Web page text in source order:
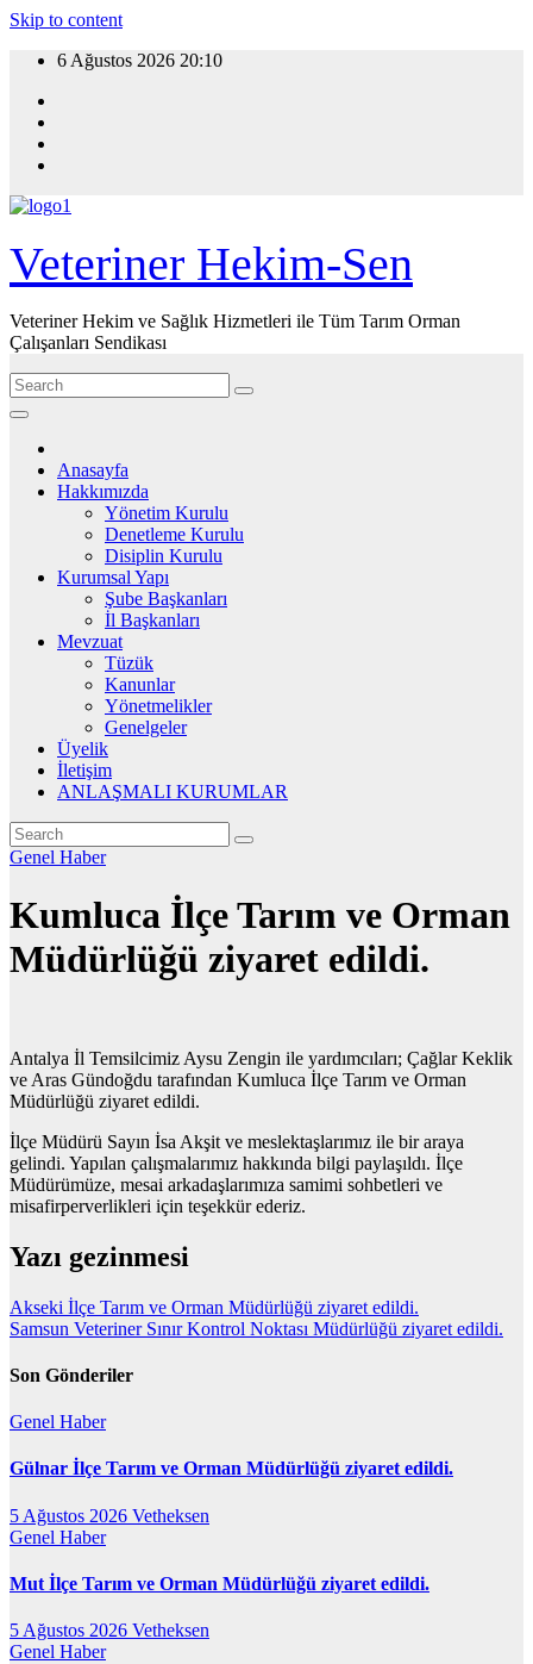
Skip to content
6 Ağustos 2026 20:10
Veteriner Hekim-Sen
Veteriner Hekim ve Sağlık Hizmetleri ile Tüm Tarım Orman
Çalışanları Sendikası
Anasayfa
Hakkımızda
Yönetim Kurulu
Denetleme Kurulu
Disiplin Kurulu
Kurumsal Yapı
Şube Başkanları
İl Başkanları
Mevzuat
Tüzük
Kanunlar
Yönetmelikler
Genelgeler
Üyelik
İletişim
ANLAŞMALI KURUMLAR
Genel Haber
Kumluca İlçe Tarım ve Orman
Müdürlüğü ziyaret edildi.
Antalya İl Temsilcimiz Aysu Zengin ile yardımcıları; Çağlar Keklik
ve Aras Gündoğdu tarafından Kumluca İlçe Tarım ve Orman
Müdürlüğü ziyaret edildi.
İlçe Müdürü Sayın İsa Akşit ve meslektaşlarımız ile bir araya
gelindi. Yapılan çalışmalarımız hakkında bilgi paylaşıldı. İlçe
Müdürümüze, mesai arkadaşlarımıza samimi sohbetleri ve
misafirperverlikleri için teşekkür ederiz.
Yazı gezinmesi
Akseki İlçe Tarım ve Orman Müdürlüğü ziyaret edildi.
Samsun Veteriner Sınır Kontrol Noktası Müdürlüğü ziyaret edildi.
Son Gönderiler
Genel Haber
Gülnar İlçe Tarım ve Orman Müdürlüğü ziyaret edildi.
5 Ağustos 2026 Vetheksen
Genel Haber
Mut İlçe Tarım ve Orman Müdürlüğü ziyaret edildi.
5 Ağustos 2026 Vetheksen
Genel Haber